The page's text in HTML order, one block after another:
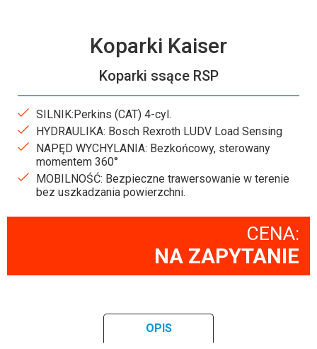
Koparki Kaiser
Koparki ssące RSP
SILNIK:Perkins (CAT) 4-cyl.
HYDRAULIKA: Bosch Rexroth LUDV Load Sensing
NAPĘD WYCHYLANIA: Bezkońcowy, sterowany
momentem 360°
MOBILNOŚĆ: Bezpieczne trawersowanie w terenie
bez uszkadzania powierzchni.
CENA:
NA ZAPYTANIE
OPIS